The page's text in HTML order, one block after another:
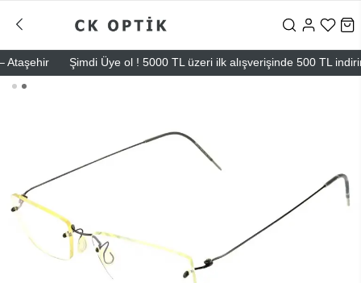
Şimdi Üye ol ! 5000 TL üzeri ilk alışverişinde 500 TL indirim